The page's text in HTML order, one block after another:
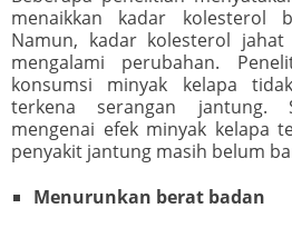
menaikkan kadar kolesterol
Namun, kadar kolesterol
mengalami perubahan.
konsumsi minyak kelapa
terkena serangan jantung.
mengenai efek minyak kelapa
penyakit jantung masih belum
Menurunkan berat badan